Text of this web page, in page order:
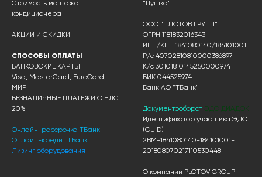
Стоимость монтажа
кондиционера
АКЦИИ И СКИДКИ
СПОСОБЫ ОПЛАТЫ
БАНКОВСКИЕ КАРТЫ
Visa, MasterCard, EuroCard,
МИР
БЕЗНАЛИЧНЫЕ ПЛАТЕЖИ С НДС
20%
Онлайн-рассрочка ТБанк
Онлайн-кредит ТБанк
Лизинг оборудования
"Пушка"
ООО "ПЛОТОВ ГРУПП"
ОГРН 1181832016343
ИНН/КПП 1841080140/184101001
Р/с 40702810810000386897
К/с 30101810145250000974
БИК 044525974
Банк АО "ТБанк"
Документооборот ЭДО ДИАДОК
Идентификатор участника ЭДО
(GUID)
2BM-1841080140-184101001-
201808070217110530448
О компании PLOTOV GROUP